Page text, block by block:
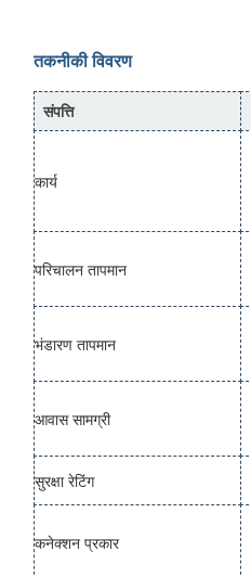
तकनीकी विवरण
संपत्ति
कार्य
परिचालन तापमान
भंडारण तापमान
आवास सामग्री
सुरक्षा रेटिंग
कनेक्शन प्रकार